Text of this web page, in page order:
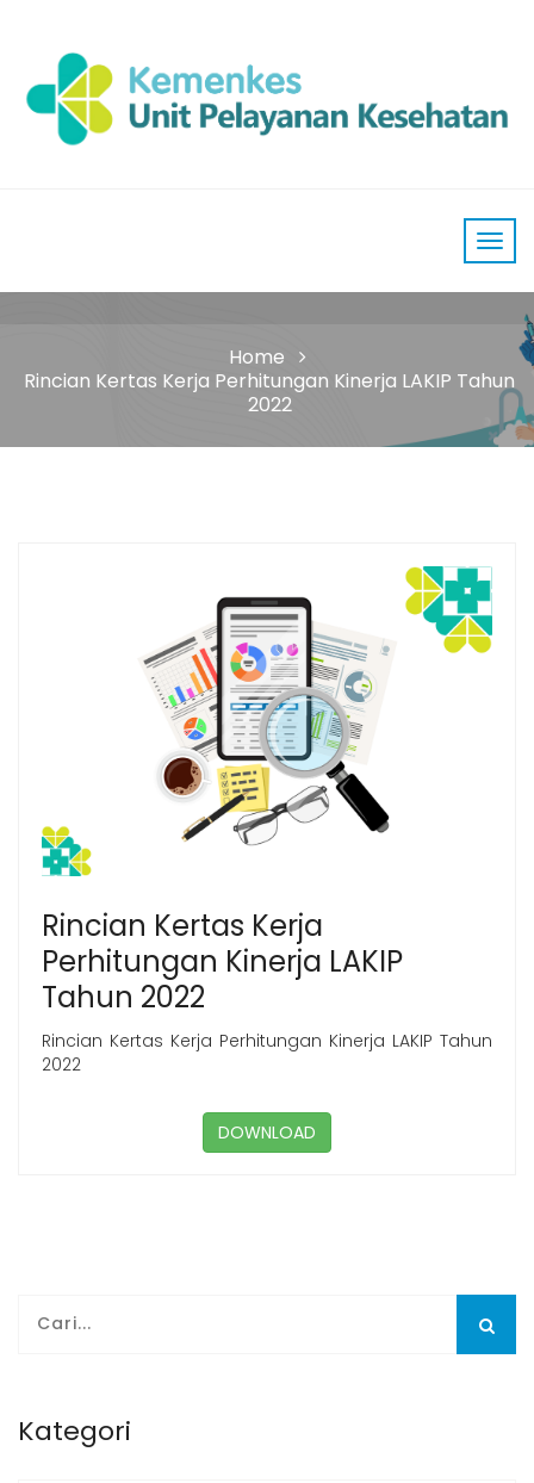
Home
Rincian Kertas Kerja Perhitungan Kinerja LAKIP Tahun
2022
Rincian Kertas Kerja
Perhitungan Kinerja LAKIP
Tahun 2022
Rincian Kertas Kerja Perhitungan Kinerja LAKIP Tahun
2022
DOWNLOAD
Kategori